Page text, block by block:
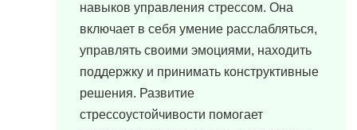
навыков управления стрессом. Она
включает в себя умение расслабляться,
управлять своими эмоциями, находить
поддержку и принимать конструктивные
решения. Развитие
стрессоустойчивости помогает